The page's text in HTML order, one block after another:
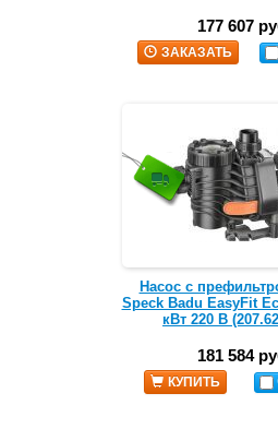
177 607
ЗАКАЗАТЬ
Насос с
Speck Badu EasyFit
кВт 220 В
181 584
КУПИТЬ